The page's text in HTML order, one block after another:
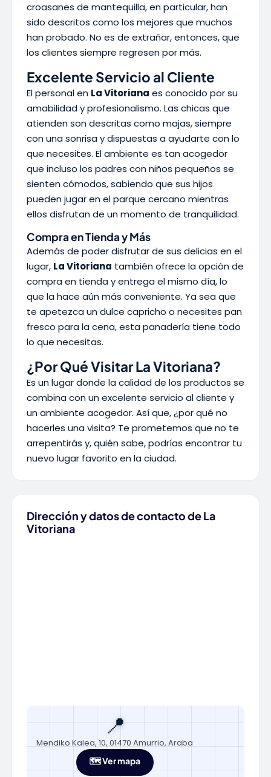
croasanes de mantequilla, en particular, han
sido descritos como los mejores que muchos
han probado. No es de extrañar, entonces, que
los clientes siempre regresen por más.
Excelente Servicio al Cliente
El personal en La Vitoriana es conocido por su
amabilidad y profesionalismo. Las chicas que
atienden son descritas como majas, siempre
con una sonrisa y dispuestas a ayudarte con lo
que necesites. El ambiente es tan acogedor
que incluso los padres con niños pequeños se
sienten cómodos, sabiendo que sus hijos
pueden jugar en el parque cercano mientras
ellos disfrutan de un momento de tranquilidad.
Compra en Tienda y Más
Además de poder disfrutar de sus delicias en el
lugar, La Vitoriana también ofrece la opción de
compra en tienda y entrega el mismo día, lo
que la hace aún más conveniente. Ya sea que
te apetezca un dulce capricho o necesites pan
fresco para la cena, esta panadería tiene todo
lo que necesitas.
¿Por Qué Visitar La Vitoriana?
Es un lugar donde la calidad de los productos se
combina con un excelente servicio al cliente y
un ambiente acogedor. Así que, ¿por qué no
hacerles una visita? Te prometemos que no te
arrepentirás y, quién sabe, podrías encontrar tu
nuevo lugar favorito en la ciudad.
Dirección y datos de contacto de La
Vitoriana
📍
Mendiko Kalea, 10, 01470 Amurrio, Araba
🗺️ Ver mapa